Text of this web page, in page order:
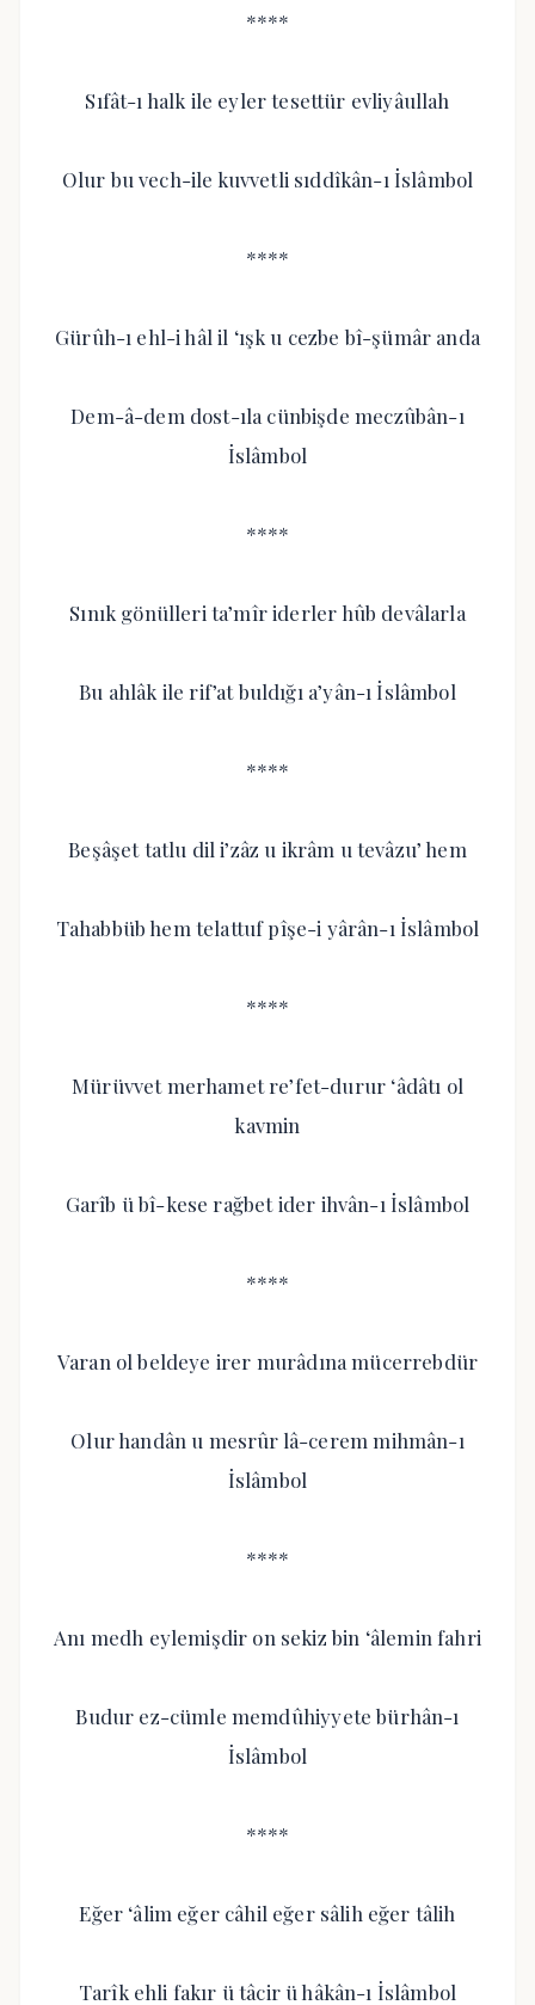
****
Sıfât-ı halk ile eyler tesettür evliyâullah
Olur bu vech-ile kuvvetli sıddîkân-ı İslâmbol
****
Gürûh-ı ehl-i hâl il ‘ışk u cezbe bî-şümâr anda
Dem-â-dem dost-ıla cünbişde meczûbân-ı
İslâmbol
****
Sınık gönülleri ta’mîr iderler hûb devâlarla
Bu ahlâk ile rif’at buldığı a’yân-ı İslâmbol
****
Beşâşet tatlu dil i’zâz u ikrâm u tevâzu’ hem
Tahabbüb hem telattuf pîşe-i yârân-ı İslâmbol
****
Mürüvvet merhamet re’fet-durur ‘âdâtı ol
kavmin
Garîb ü bî-kese rağbet ider ihvân-ı İslâmbol
****
Varan ol beldeye irer murâdına mücerrebdür
Olur handân u mesrûr lâ-cerem mihmân-ı
İslâmbol
****
Anı medh eylemişdir on sekiz bin ‘âlemin fahri
Budur ez-cümle memdûhiyyete bürhân-ı
İslâmbol
****
Eğer ‘âlim eğer câhil eğer sâlih eğer tâlih
Tarîk ehli fakır ü tâcir ü hâkân-ı İslâmbol